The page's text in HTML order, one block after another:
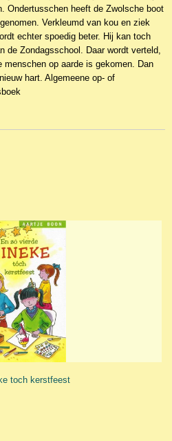
Ondertusschen heeft de Zwolsche boot
Verkleumd van kou en ziek
echter spoedig beter. Hij kan toch
de Zondagsschool. Daar wordt verteld,
op aarde is gekomen. Dan
hart. Algemeene op- of
toch kerstfeest